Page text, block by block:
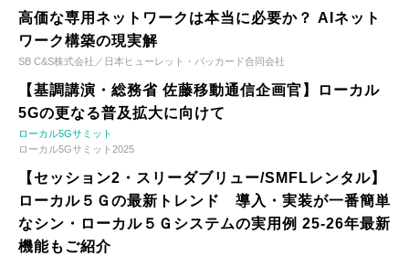
高価な専用ネットワークは本当に必要か？ AIネット
ワーク構築の現実解
SB C&S株式会社／日本ヒューレット・パッカード合同会社
【基調講演・総務省 佐藤移動通信企画官】ローカル
5Gの更なる普及拡大に向けて
ローカル5Gサミット
ローカル5Gサミット2025
【セッション2・スリーダブリュー/SMFLレンタル】
ローカル５Ｇの最新トレンド 導入・実装が一番簡単
なシン・ローカル５Ｇシステムの実用例 25-26年最新
機能もご紹介